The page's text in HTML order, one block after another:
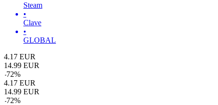
Steam
•
Clave
•
GLOBAL
4.17 EUR
14.99 EUR
-72%
4.17 EUR
14.99 EUR
-72%